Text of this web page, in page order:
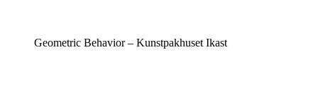
Geometric Behavior – Kunstpakhuset Ikast